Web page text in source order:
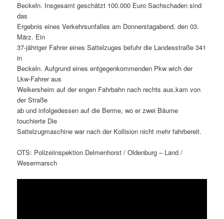
Beckeln. Insgesamt geschätzt 100.000 Euro Sachschaden sind
das
Ergebnis eines Verkehrsunfalles am Donnerstagabend, den 03.
März. Ein
37-jähriger Fahrer eines Sattelzuges befuhr die Landesstraße 341
in
Beckeln. Aufgrund eines entgegenkommenden Pkw wich der
Lkw-Fahrer aus
Weikersheim auf der engen Fahrbahn nach rechts aus,kam von
der Straße
ab und infolgedessen auf die Berme, wo er zwei Bäume
touchierte Die
Sattelzugmaschine war nach der Kollision nicht mehr fahrbereit.
OTS: Polizeiinspektion Delmenhorst / Oldenburg – Land /
Wesermarsch